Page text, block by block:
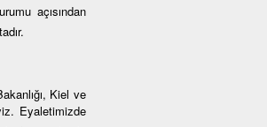
açısından
Kiel ve
Eyaletimizde